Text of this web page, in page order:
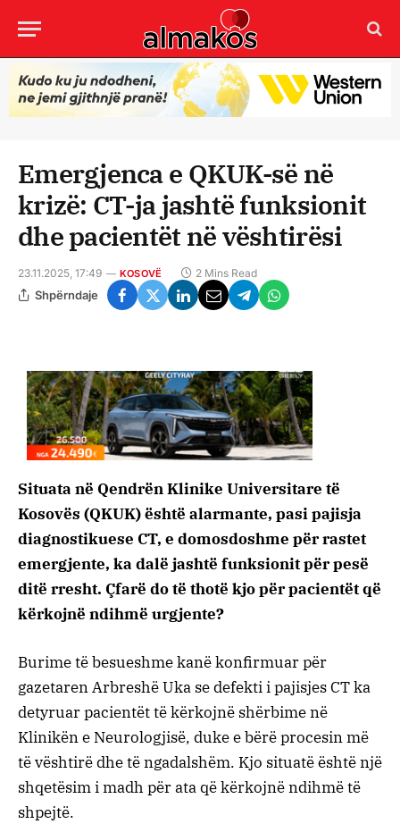
Emergjenca e QKUK-së në
krizë: CT-ja jashtë funksionit
dhe pacientët në vështirësi
23.11.2025, 17:49 KOSOVË 2 Mins Read
Shpërndaje
Situata në Qendrën Klinike Universitare të
Kosovës (QKUK) është alarmante, pasi pajisja
diagnostikuese CT, e domosdoshme për rastet
emergjente, ka dalë jashtë funksionit për pesë
ditë rresht. Çfarë do të thotë kjo për pacientët që
kërkojnë ndihmë urgjente?
Burime të besueshme kanë konfirmuar për
gazetaren Arbreshë Uka se defekti i pajisjes CT ka
detyruar pacientët të kërkojnë shërbime në
Klinikën e Neurologjisë, duke e bërë procesin më
të vështirë dhe të ngadalshëm. Kjo situatë është një
shqetësim i madh për ata që kërkojnë ndihmë të
shpejtë.